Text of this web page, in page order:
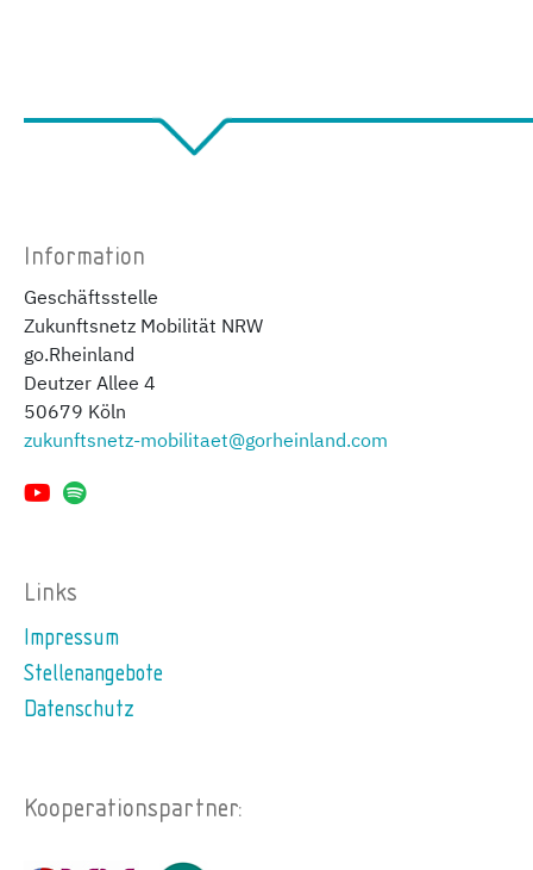
Information
Geschäftsstelle
Zukunftsnetz Mobilität NRW
go.Rheinland
Deutzer Allee 4
50679 Köln
zukunftsnetz-mobilitaet@gorheinland.com
Links
Impressum
Stellenangebote
Datenschutz
Kooperationspartner: